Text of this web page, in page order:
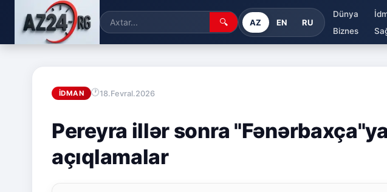
🔍 AZ EN RU
Dünya
Biznes
İDMAN 18.Fevral.2026
Pereyra illər sonra
açıqlamalar